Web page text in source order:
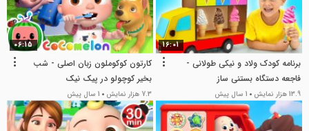
16:01
برنامه کودک ولاد و نیکی طولانی -
فاجعه دستگاه بستنی ساز
13.9 هزار نمایش 1 سال پیش
06:15
کارتون کوکوملون زبان اصلی - شب
بخیر کوچولو در پیک نیک
7.3 هزار نمایش 1 سال پیش